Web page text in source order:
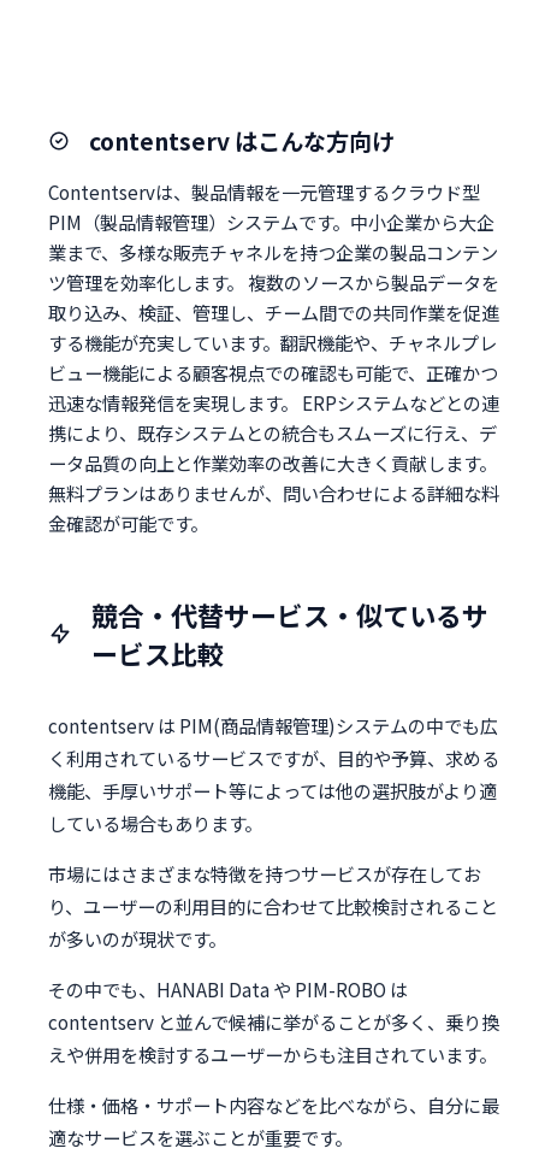
contentserv はこんな方向け
Contentservは、製品情報を一元管理するクラウド型
PIM（製品情報管理）システムです。中小企業から大企
業まで、多様な販売チャネルを持つ企業の製品コンテン
ツ管理を効率化します。 複数のソースから製品データを
取り込み、検証、管理し、チーム間での共同作業を促進
する機能が充実しています。翻訳機能や、チャネルプレ
ビュー機能による顧客視点での確認も可能で、正確かつ
迅速な情報発信を実現します。 ERPシステムなどとの連
携により、既存システムとの統合もスムーズに行え、デ
ータ品質の向上と作業効率の改善に大きく貢献します。
無料プランはありませんが、問い合わせによる詳細な料
金確認が可能です。
競合・代替サービス・似ているサ
ービス比較
contentserv は PIM(商品情報管理)システムの中でも広
く利用されているサービスですが、目的や予算、求める
機能、手厚いサポート等によっては他の選択肢がより適
している場合もあります。
市場にはさまざまな特徴を持つサービスが存在してお
り、ユーザーの利用目的に合わせて比較検討されること
が多いのが現状です。
その中でも、HANABI Data や PIM-ROBO は
contentserv と並んで候補に挙がることが多く、乗り換
えや併用を検討するユーザーからも注目されています。
仕様・価格・サポート内容などを比べながら、自分に最
適なサービスを選ぶことが重要です。